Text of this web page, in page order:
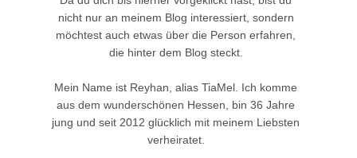
nicht nur an meinem Blog interessiert, sondern
möchtest auch etwas über die Person erfahren,
die hinter dem Blog steckt.
Mein Name ist Reyhan, alias TiaMel. Ich komme
aus dem wunderschönen Hessen, bin 36 Jahre
jung und seit 2012 glücklich mit meinem Liebsten
verheiratet.